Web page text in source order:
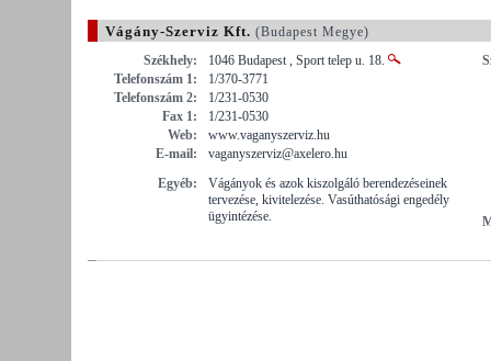
Vágány-Szerviz Kft. (Budapest Megye)
Székhely:
1046 Budapest , Sport telep u. 18.
Telefonszám 1:
1/370-3771
Telefonszám 2:
1/231-0530
Fax 1:
1/231-0530
Web:
www.vaganyszerviz.hu
E-mail:
vaganyszerviz@axelero.hu
Egyéb:
Vágányok és azok kiszolgáló berendezéseinek
tervezése, kivitelezése. Vasúthatósági engedély
ügyintézése.